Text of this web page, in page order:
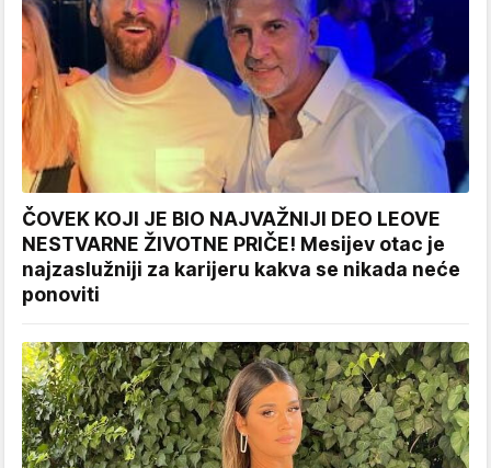
ČOVEK KOJI JE BIO NAJVAŽNIJI DEO LEOVE
NESTVARNE ŽIVOTNE PRIČE! Mesijev otac je
najzaslužniji za karijeru kakva se nikada neće
ponoviti